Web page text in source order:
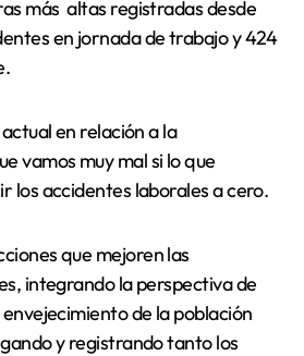
más altas registradas desde
en jornada de trabajo y 424
en relación a la
vamos muy mal si lo que
los accidentes laborales a cero.
que mejoren las
integrando la perspectiva de
de la población
y registrando tanto los